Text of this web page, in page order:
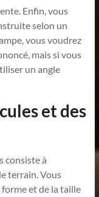
Enfin, vous
selon un
vous voudrez
mais si vous
un angle
et des
consiste à
terrain. Vous
et de la taille